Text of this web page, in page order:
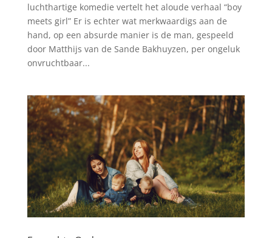
luchthartige komedie vertelt het aloude verhaal “boy
meets girl” Er is echter wat merkwaardigs aan de
hand, op een absurde manier is de man, gespeeld
door Matthijs van de Sande Bakhuyzen, per ongeluk
onvruchtbaar...